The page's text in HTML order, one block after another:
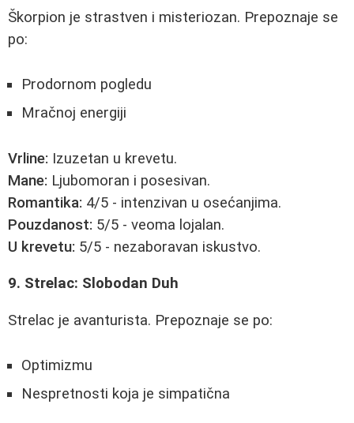
Škorpion je strastven i misteriozan. Prepoznaje se
po:
Prodornom pogledu
Mračnoj energiji
Vrline: Izuzetan u krevetu.
Mane: Ljubomoran i posesivan.
Romantika: 4/5 - intenzivan u osećanjima.
Pouzdanost: 5/5 - veoma lojalan.
U krevetu: 5/5 - nezaboravan iskustvo.
9. Strelac: Slobodan Duh
Strelac je avanturista. Prepoznaje se po:
Optimizmu
Nespretnosti koja je simpatična